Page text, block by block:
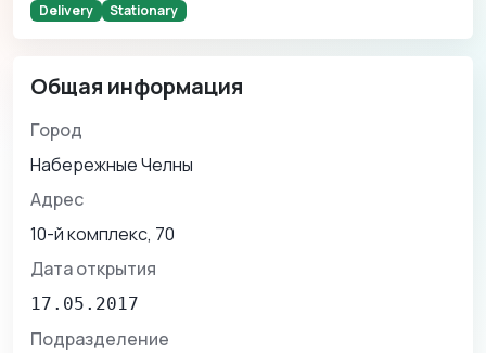
Delivery Stationary
Общая информация
Город
Набережные Челны
Адрес
10-й комплекс, 70
Дата открытия
17.05.2017
Подразделение